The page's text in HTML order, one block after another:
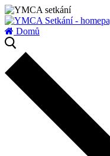
Domů
zatížení serveru